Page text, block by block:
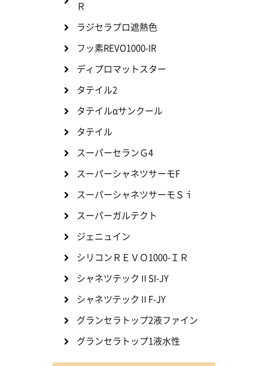
Ｒ
ラジセラプロ遮熱色
フッ素REVO1000-IR
ディプロマットスター
タテイル2
タテイルαサンクール
タテイル
スーパーセランＧ4
スーパーシャネツサーモF
スーパーシャネツサーモＳｉ
スーパーガルテクト
ジェニュイン
シリコンＲＥＶＯ1000-ＩＲ
シャネツテックⅡSI-JY
シャネツテックⅡF-JY
グランセラトップ2液ファイン
グランセラトップ1液水性